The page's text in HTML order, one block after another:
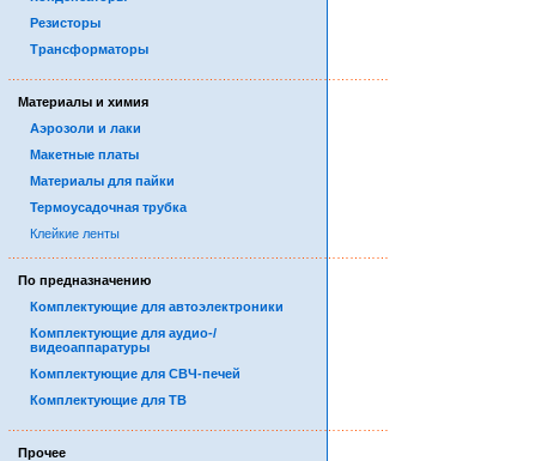
Резисторы
Трансформаторы
Материалы и химия
Аэрозоли и лаки
Макетные платы
Материалы для пайки
Термоусадочная трубка
Клейкие ленты
По предназначению
Комплектующие для автоэлектроники
Комплектующие для аудио-/
видеоаппаратуры
Комплектующие для СВЧ-печей
Комплектующие для ТВ
Прочее